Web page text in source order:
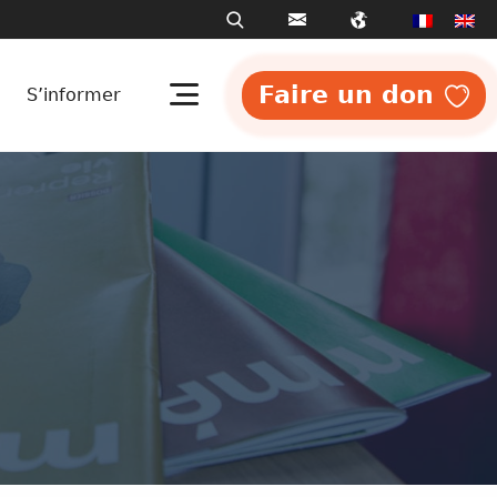
S’informer Faire un don